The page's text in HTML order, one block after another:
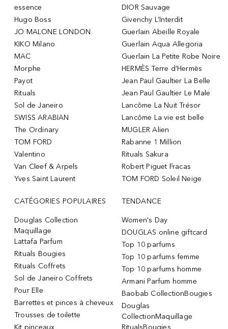
essence
Hugo Boss
JO MALONE LONDON
KIKO Milano
MAC
Morphe
Payot
Rituals
Sol de Janeiro
SWISS ARABIAN
The Ordinary
TOM FORD
Valentino
Van Cleef & Arpels
Yves Saint Laurent
DIOR Sauvage
Givenchy L’Interdit
Guerlain Abeille Royale
Guerlain Aqua Allegoria
Guerlain La Petite Robe Noire
HERMÈS Terre d’Hermès
Jean Paul Gaultier La Belle
Jean Paul Gaultier Le Male
Lancôme La Nuit Trésor
Lancôme La vie est belle
MUGLER Alien
Rabanne 1 Million
Rituals Sakura
Robert Piguet Fracas
TOM FORD Soleil Neige
CATÉGORIES POPULAIRES
Douglas Collection
Maquillage
Lattafa Parfum
Rituals Bougies
Rituals Coffrets
Sol de Janeiro Coffrets
Pour Elle
Barrettes et pinces à cheveux
Trousses de toilette
Kit pinceaux
TENDANCE
Women's Day
DOUGLAS online giftcard
Top 10 parfums
Top 10 parfums femme
Top 10 parfums homme
Armani Parfum homme
Baobab CollectionBougies
Douglas
CollectionMaquillage
RitualsBougies